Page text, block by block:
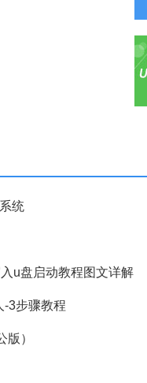
统
u盘启动教程图文详解
-3步骤教程
）